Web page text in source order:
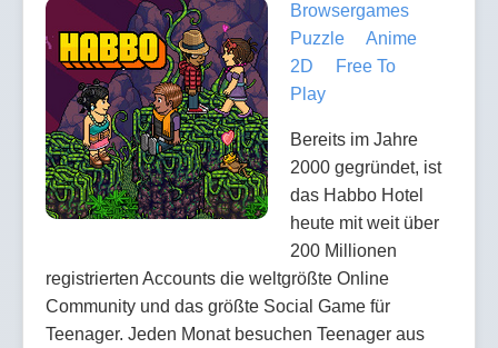
Browsergames
Puzzle
Anime
2D
Free To
Play
Bereits im Jahre
2000 gegründet, ist
das Habbo Hotel
heute mit weit über
200 Millionen
registrierten Accounts die weltgrößte Online
Community und das größte Social Game für
Teenager. Jeden Monat besuchen Teenager aus